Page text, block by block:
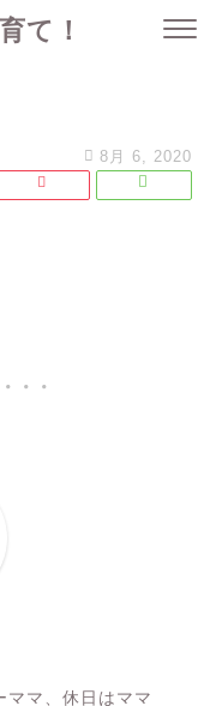
て！
8月 6, 2020
ママ、休日はママ